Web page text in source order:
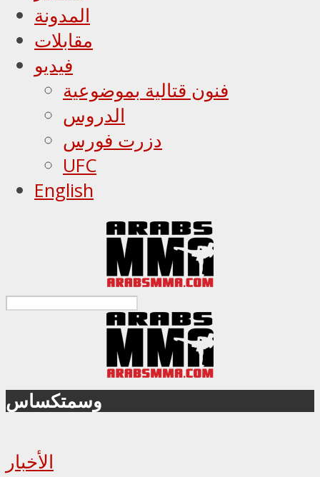
المدونة
مقابلات
فيديو
فنون قتالية بموضوعية
الدروس
دزرت فورس
UFC
English
وسمتكساس
الأخبار